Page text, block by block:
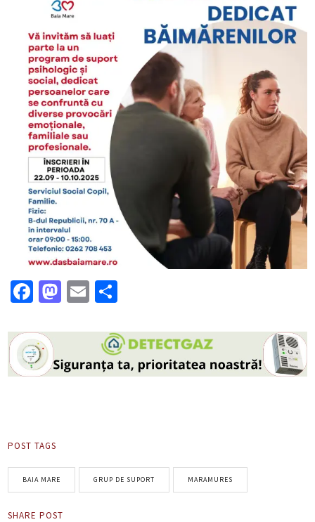
Facebook
Mastodon
Email
POST TAGS
BAIA MARE GRUP DE SUPORT MARAMURES
SHARE POST